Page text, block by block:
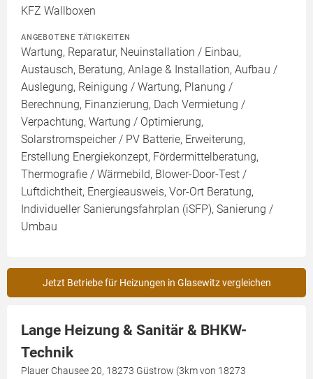
KFZ Wallboxen
ANGEBOTENE TÄTIGKEITEN
Wartung, Reparatur, Neuinstallation / Einbau,
Austausch, Beratung, Anlage & Installation, Aufbau /
Auslegung, Reinigung / Wartung, Planung /
Berechnung, Finanzierung, Dach Vermietung /
Verpachtung, Wartung / Optimierung,
Solarstromspeicher / PV Batterie, Erweiterung,
Erstellung Energiekonzept, Fördermittelberatung,
Thermografie / Wärmebild, Blower-Door-Test /
Luftdichtheit, Energieausweis, Vor-Ort Beratung,
Individueller Sanierungsfahrplan (iSFP), Sanierung /
Umbau
Jetzt Betriebe für Heizungen in Glasewitz vergleichen
Lange Heizung & Sanitär & BHKW-
Technik
Plauer Chausee 20, 18273 Güstrow (3km von 18273